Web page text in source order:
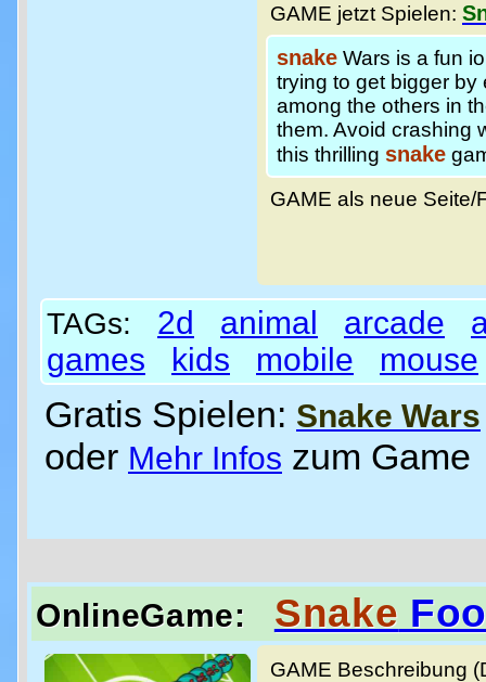
GAME jetzt Spielen:
snake Wars is a fun
trying to get bigger by
among the others in
them. Avoid crashing
this thrilling snake
GAME als neue
TAGs: 2d animal arcade
games
kids mobile mouse
Gratis Spielen: Snake Wars
oder Mehr Infos zum Game
OnlineGame: Snake
GAME Beschreibung